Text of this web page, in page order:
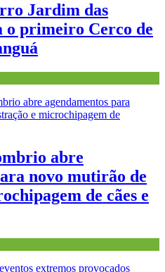
Jardim das
o primeiro Cerco de
abre
novo mutirão de
de cães e